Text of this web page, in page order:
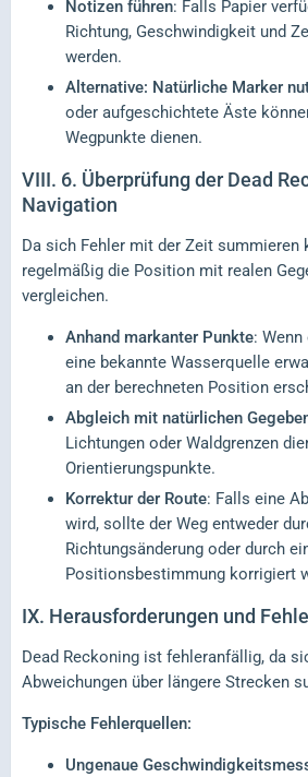
Notizen führen: Falls Papier
Richtung, Geschwindigkeit und
werden.
Alternative: Natürliche Marker
oder aufgeschichtete Äste
Wegpunkte dienen.
VIII. 6. Überprüfung der Dead
Navigation
Da sich Fehler mit der Zeit summieren
regelmäßig die Position mit realen
vergleichen.
Anhand markanter Punkte:
eine bekannte Wasserquelle
an der berechneten Position
Abgleich mit natürlichen
Lichtungen oder Waldgrenzen
Orientierungspunkte.
Korrektur der Route: Falls eine
wird, sollte der Weg entweder
Richtungsänderung oder durch
Positionsbestimmung korrigiert
IX. Herausforderungen und
Dead Reckoning ist fehleranfällig, da
Abweichungen über längere Strecken
Typische Fehlerquellen:
Ungenaue